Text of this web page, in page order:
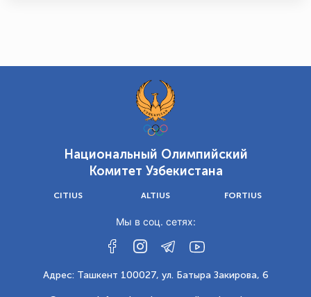
Национальный Олимпийский
Комитет Узбекистана
CITIUS ALTIUS FORTIUS
Мы в соц. сетях:
Адрес: Ташкент 100027, ул. Батыра Закирова, 6